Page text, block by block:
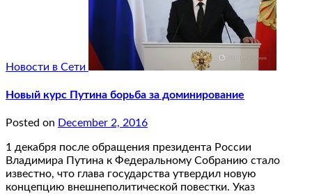
Новости в Сети
Новый курс Путина борьба за доминирование
Posted on December 2, 2016
1 декабря после обращения президента России
Владимира Путина к Федеральному Собранию стало
известно, что глава государства утвердил новую
концепцию внешнеполитической повестки. Указ